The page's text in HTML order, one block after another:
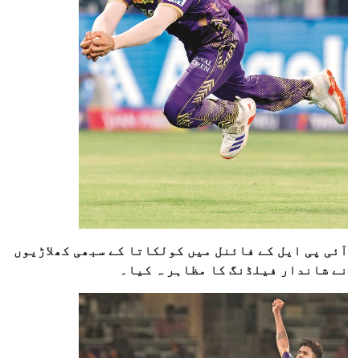
آئی پی ایل کے فائنل میں کولکاتا کے سبھی کھلاڑیوں
نے شاندار فیلڈنگ کا مظاہر ہ کیا۔